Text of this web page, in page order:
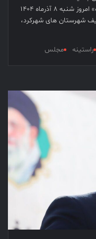
کاشانی شهرکرد با عنوان «شهدای خدمت» امروز شنبه ۸ آذرماه ۱۴۰۴
شهرستان های شهرکرد،
راستینه مجلس